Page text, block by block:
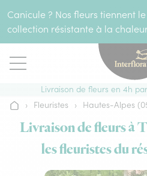
Canicule ? Nos fleurs tiennent
collection résistante à la
Livraison de fleurs en 4h
Accueil
› Fleuristes › Hautes-Alpes
Livraison de fleurs à
les fleuristes du